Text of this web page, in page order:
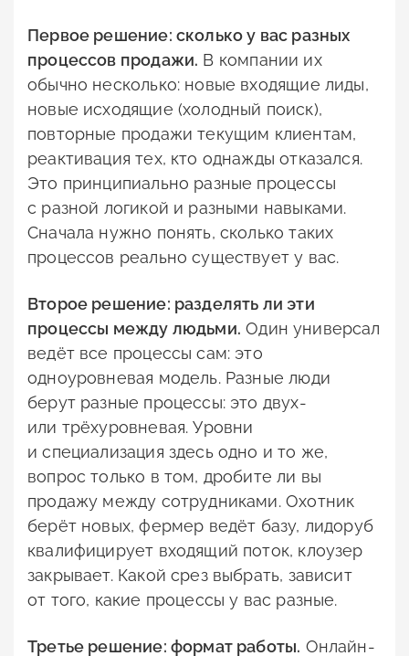
Первое решение: сколько у вас разных
процессов продажи. В компании их
обычно несколько: новые входящие лиды,
новые исходящие (холодный поиск),
повторные продажи текущим клиентам,
реактивация тех, кто однажды отказался.
Это принципиально разные процессы
с разной логикой и разными навыками.
Сначала нужно понять, сколько таких
процессов реально существует у вас.
Второе решение: разделять ли эти
процессы между людьми. Один универсал
ведёт все процессы сам: это
одноуровневая модель. Разные люди
берут разные процессы: это двух-
или трёхуровневая. Уровни
и специализация здесь одно и то же,
вопрос только в том, дробите ли вы
продажу между сотрудниками. Охотник
берёт новых, фермер ведёт базу, лидоруб
квалифицирует входящий поток, клоузер
закрывает. Какой срез выбрать, зависит
от того, какие процессы у вас разные.
Третье решение: формат работы. Онлайн-